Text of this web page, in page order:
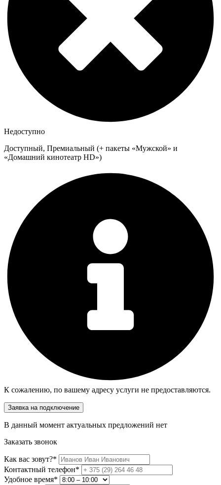
Недоступно
Доступный, Премиальный (+ пакеты «Мужской» и
«Домашний кинотеатр HD»)
К сожалению, по вашему адресу услуги не предоставляются.
Заявка на подключение
В данный момент актуальных предложений нет
Заказать звонок
Как вас зовут?*
Контактный телефон*
Удобное время*